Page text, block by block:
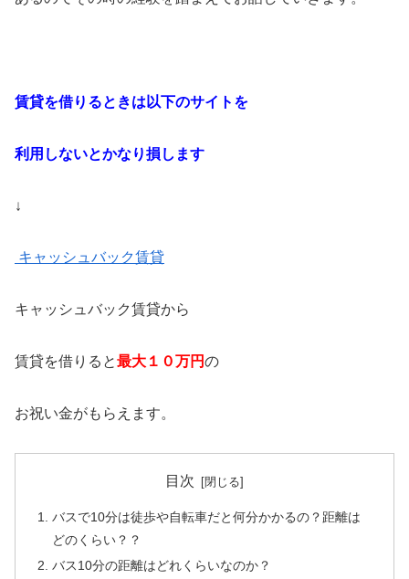
賃貸を借りるときは以下のサイトを
利用しないとかなり損します
↓
キャッシュバック賃貸
キャッシュバック賃貸から
賃貸を借りると最大１０万円の
お祝い金がもらえます。
目次
バスで10分は徒歩や自転車だと何分かかるの？距離は
どのくらい？？
バス10分の距離はどれくらいなのか？